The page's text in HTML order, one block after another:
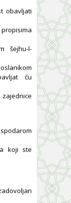
obavljati
šejhu-l-
ću
koji ste